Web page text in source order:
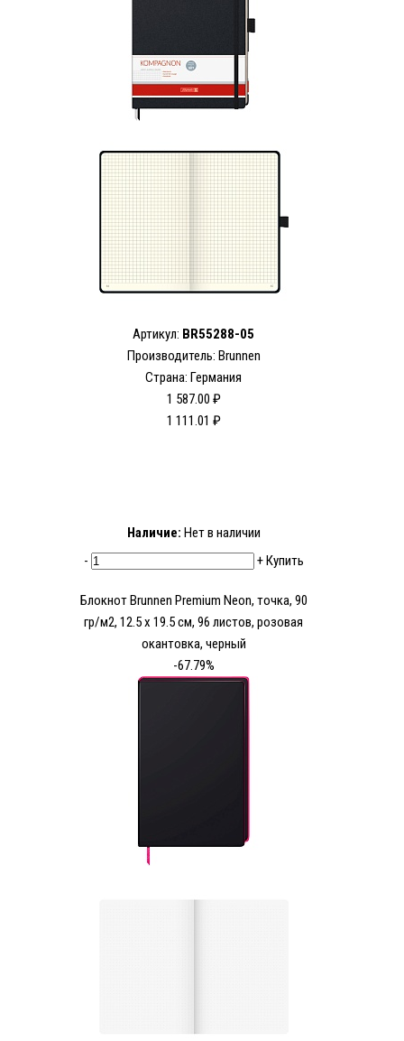
Артикул: BR55288-05
Производитель: Brunnen
Страна: Германия
1 587.00 ₽
1 111.01 ₽
Наличие: Нет в наличии
-
+Купить
Блокнот Brunnen Premium Neon, точка, 90
гр/м2, 12.5 x 19.5 см, 96 листов, розовая
окантовка, черный
-67.79%